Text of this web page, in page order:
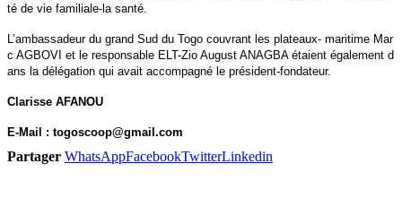
té de vie familiale-la santé.
L’ambassadeur du grand Sud du Togo couvrant les plateaux- maritime Mar
c AGBOVI et le responsable ELT-Zio August ANAGBA étaient également d
ans la délégation qui avait accompagné le président-fondateur.
Clarisse AFANOU
E-Mail : togoscoop@gmail.com
Partager WhatsAppFacebookTwitterLinkedin